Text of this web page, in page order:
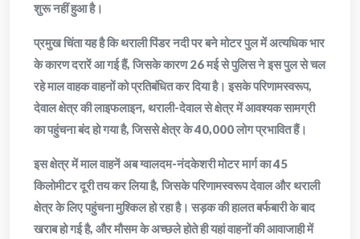
शुरू नहीं हुआ है।
प्रमुख चिंता यह है कि थराली पिंडर नदी पर बने मोटर पुल में अत्यधिक भार
के कारण दरारें आ गई हैं, जिसके कारण 26 मई से पुलिस ने इस पुल से चल
रहे माल वाहक वाहनों को प्रतिबंधित कर दिया है। इसके परिणामस्वरूप,
देवाल क्षेत्र की लाइफलाइन, थराली-देवाल से क्षेत्र में आवश्यक सामग्री
का पहुंचना बंद हो गया है, जिससे क्षेत्र के 40,000 लोग प्रभावित हैं।
इस क्षेत्र में माल वाहनें अब ग्वालदम-नंदकेशरी मोटर मार्ग का 45
किलोमीटर दूरी तय कर लिया है, जिसके परिणामस्वरूप देवाल और थराली
क्षेत्र के लिए पहुंचना मुश्किल हो रहा है। सड़क की हालत बर्फबारी के बाद
खराब हो गई है, और मौसम के अच्छले होते ही यहां वाहनों की आवाजाही में